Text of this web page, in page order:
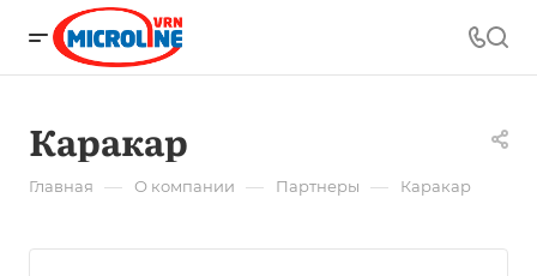
Каракар
Главная — О компании — Партнеры — Каракар